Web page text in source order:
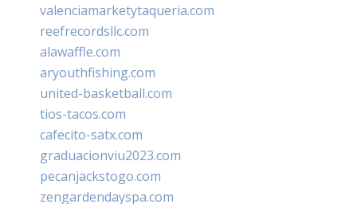
valenciamarketytaqueria.com
reefrecordsllc.com
alawaffle.com
aryouthfishing.com
united-basketball.com
tios-tacos.com
cafecito-satx.com
graduacionviu2023.com
pecanjackstogo.com
zengardendayspa.com